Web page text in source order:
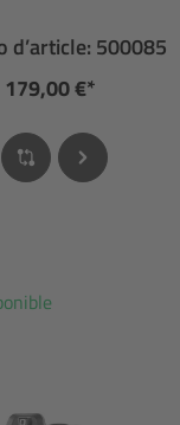
d’article: 500085
179,00 €*